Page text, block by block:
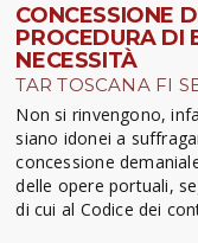
CONCESSIONE
PROCEDURA DI
NECESSITÀ
TAR TOSCANA FI
Non si rinvengono,
siano idonei a
concessione
delle opere portuali,
di cui al Codice dei